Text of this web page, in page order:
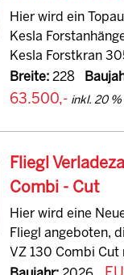
Hier wird ein
Kesla
Kesla Forstkran
Breite:228
63.500,- inkl. 20 %
Fliegl
Combi - Cut
Hier wird eine
Fliegl angeboten,
VZ 130 Combi Cut